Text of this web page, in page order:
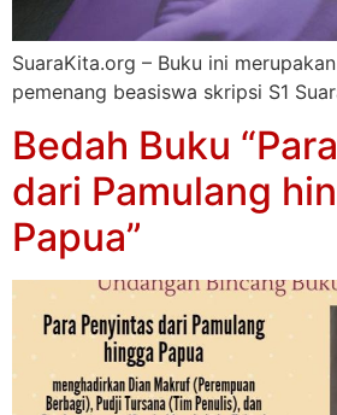
SuaraKita.org – Buku ini
pemenang beasiswa skripsi S1
Bedah Buku
dari Pamulang
Papua”